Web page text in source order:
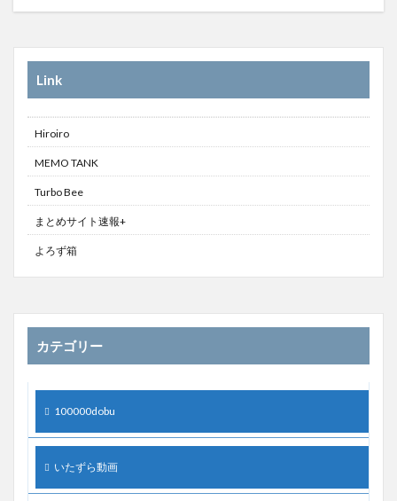
Link
Hiroiro
MEMO TANK
Turbo Bee
まとめサイト速報+
よろず箱
カテゴリー
100000dobu
いたずら動画